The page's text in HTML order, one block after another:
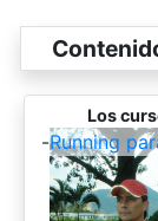
Los
-Running